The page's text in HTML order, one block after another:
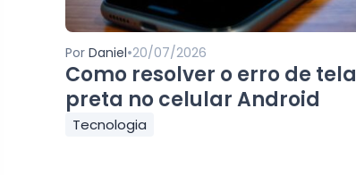
Por Daniel•20/07/2026
Como resolver o erro de tela
preta no celular Android
Tecnologia